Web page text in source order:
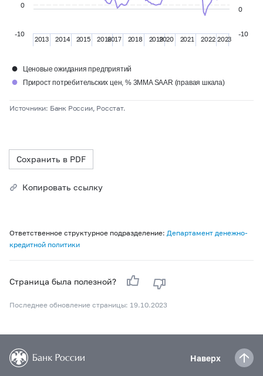
2013 2014 2015 20162017 2018 20192020 2021 2022 2023
-10
0
-10
0
● Ценовые ожидания предприятий
● Прирост потребительских цен, % 3MMA SAAR (правая шкала)
Источники: Банк России, Росстат.
Сохранить в PDF
Копировать ссылку
Ответственное структурное подразделение: Департамент денежно-
кредитной политики
Страница была полезной?
Последнее обновление страницы: 19.10.2023
Наверх